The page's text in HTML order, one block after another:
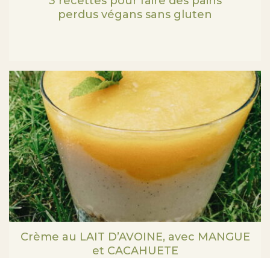
perdus végans sans gluten
Crème au LAIT D’AVOINE, avec MANGUE
et CACAHUETE